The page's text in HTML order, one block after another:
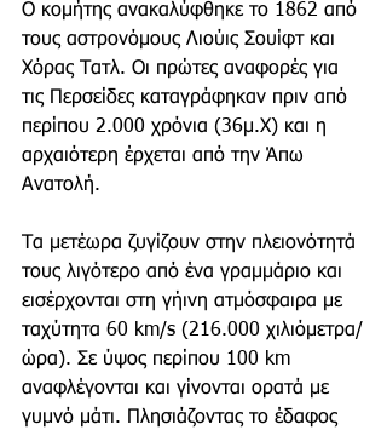
Ο κομήτης ανακαλύφθηκε το 1862 από
τους αστρονόμους Λιούις Σουίφτ και
Χόρας Τατλ. Οι πρώτες αναφορές για
τις Περσείδες καταγράφηκαν πριν από
περίπου 2.000 χρόνια (36μ.Χ) και η
αρχαιότερη έρχεται από την Άπω
Ανατολή.
Τα μετέωρα ζυγίζουν στην πλειονότητά
τους λιγότερο από ένα γραμμάριο και
εισέρχονται στη γήινη ατμόσφαιρα με
ταχύτητα 60 km/s (216.000 χιλιόμετρα/
ώρα). Σε ύψος περίπου 100 km
αναφλέγονται και γίνονται ορατά με
γυμνό μάτι. Πλησιάζοντας το έδαφος